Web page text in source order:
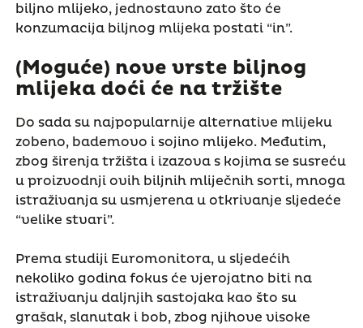
biljno mlijeko, jednostavno zato što će
konzumacija biljnog mlijeka postati “in”.
(Moguće) nove vrste biljnog
mlijeka doći će na tržište
Do sada su najpopularnije alternative mlijeku
zobeno, bademovo i sojino mlijeko. Međutim,
zbog širenja tržišta i izazova s kojima se susreću
u proizvodnji ovih biljnih mliječnih sorti, mnoga
istraživanja su usmjerena u otkrivanje sljedeće
“velike stvari”.
Prema studiji Euromonitora, u sljedećih
nekoliko godina fokus će vjerojatno biti na
istraživanju daljnjih sastojaka kao što su
grašak, slanutak i bob, zbog njihove visoke